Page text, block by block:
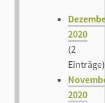
2020
(2
Einträge)
2020